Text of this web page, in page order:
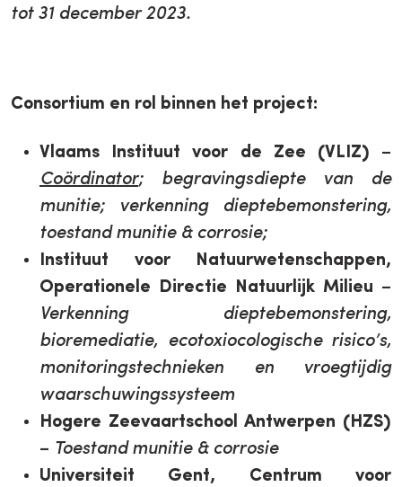
tot 31 december 2023.
Consortium en rol binnen het project:
Vlaams Instituut voor de Zee (VLIZ) –
Coördinator; begravingsdiepte van de
munitie; verkenning dieptebemonstering,
toestand munitie & corrosie;
Instituut voor Natuurwetenschappen,
Operationele Directie Natuurlijk Milieu –
Verkenning dieptebemonstering,
bioremediatie, ecotoxiocologische risico’s,
monitoringstechnieken en vroegtijdig
waarschuwingssysteem
Hogere Zeevaartschool Antwerpen (HZS)
– Toestand munitie & corrosie
Universiteit Gent, Centrum voor